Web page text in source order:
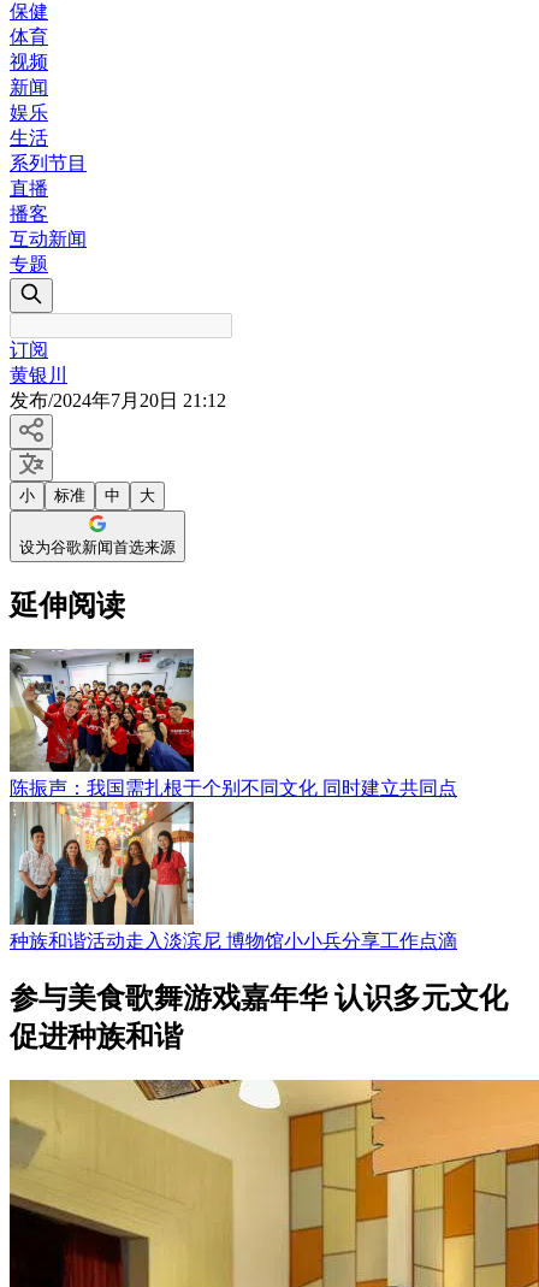
保健
体育
视频
新闻
娱乐
生活
系列节目
直播
播客
互动新闻
专题
订阅
黄银川
发布/2024年7月20日 21:12
小 标准 中 大
设为谷歌新闻首选来源
延伸阅读
陈振声：我国需扎根于个别不同文化 同时建立共同点
种族和谐活动走入淡滨尼 博物馆小小兵分享工作点滴
参与美食歌舞游戏嘉年华 认识多元文化
促进种族和谐